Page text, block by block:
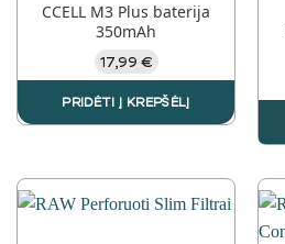
CCELL M3 Plus baterija
350mAh
17,99 €
PRIDĖTI Į KREPŠĖLĮ